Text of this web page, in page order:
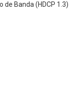
de Banda (HDCP 1.3)